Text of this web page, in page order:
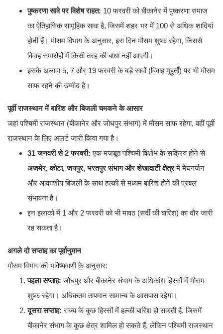
पुष्करणा सावे पर विशेष राहत: 10 फरवरी को बीकानेर में पुष्करणा समाज
का ऐतिहासिक सामूहिक सावा है, जिसमें शहर भर में 100 से अधिक शादियां
होनी हैं। मौसम विभाग के अनुसार, इस दिन मौसम शुष्क रहेगा, जिससे
विवाह समारोहों में किसी तरह की बाधा नहीं आएगी।
​इसके अलावा 5, 7 और 19 फरवरी के बड़े सावों (विवाह मुहूर्तों) पर भी मौसम
साफ रहने की उम्मीद है।
पूर्वी राजस्थान में बारिश और बिजली चमकने के आसार
जहां पश्चिमी राजस्थान (बीकानेर और जोधपुर संभाग) में मौसम साफ रहेगा, वहीं पूर्वी
राजस्थान के लिए अलर्ट जारी किया गया है।
31 जनवरी से 2 फरवरी: एक मजबूत पश्चिमी विक्षोभ के सक्रिय होने से
अजमेर, कोटा, जयपुर, भरतपुर संभाग और शेखावाटी क्षेत्रमें मेघगर्जन
और आकाशीय बिजली के साथ हल्की से मध्यम बारिश होने की प्रबल
संभावना है।
​इन इलाकों में 1 और 2 फरवरी को भी मावठ (सर्दी की बारिश) का दौर जारी
रह सकता है।
अगले दो सप्ताह का पूर्वानुमान
मौसम विभाग की भविष्यवाणी के अनुसार:
पहला सप्ताह: जोधपुर और बीकानेर संभाग के अधिकांश हिस्सों में मौसम
शुष्क रहेगा। अधिकतम तापमान सामान्य के आसपास रहेगा।
दूसरा सप्ताह: राज्य के कुछ हिस्सों में हल्की बारिश हो सकती है, जिसमें
बीकानेर संभाग के कुछ क्षेत्र शामिल हो सकते हैं, लेकिन पश्चिमी राजस्थान